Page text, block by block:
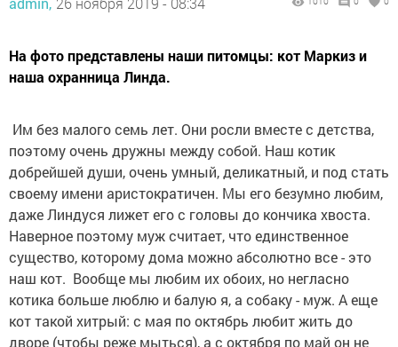
На фото представлены наши питомцы: кот Маркиз и
наша охранница Линда.
Им без малого семь лет. Они росли вместе с детства,
поэтому очень дружны между собой. Наш котик
добрейшей души, очень умный, деликатный, и под стать
своему имени аристократичен. Мы его безумно любим,
даже Линдуся лижет его с головы до кончика хвоста.
Наверное поэтому муж считает, что единственное
существо, которому дома можно абсолютно все - это
наш кот. Вообще мы любим их обоих, но негласно
котика больше люблю и балую я, а собаку - муж. А еще
кот такой хитрый: с мая по октябрь любит жить до
дворе (чтобы реже мыться), а с октября по май он не